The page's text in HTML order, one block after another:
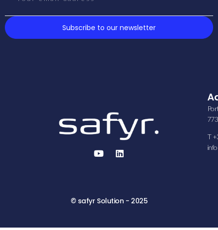
Subscribe to our newsletter
T
© safyr Solution - 2025